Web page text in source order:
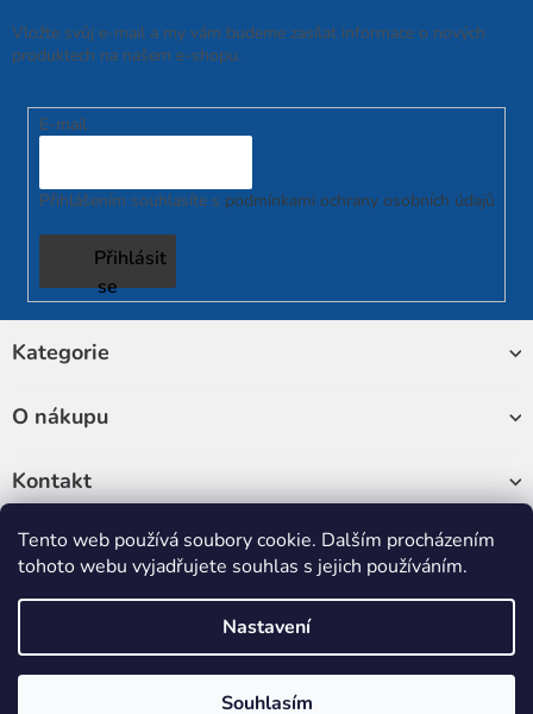
Tento web používá soubory cookie. Dalším procházením
tohoto webu vyjadřujete souhlas s jejich používáním.
Nastavení
Souhlasím
Vložte svůj e-mail a my vám budeme zasílat informace o nových
produktech na našem e-shopu.
E-mail
Přihlášením souhlasíte s podmínkami ochrany osobních údajů
Přihlásit
se
Z
Kategorie
O nákupu
Kontakt
Sledujte nás
Copyright 2026RUKATECH. Všechna práva vyhrazena.Upravit
nastavení cookies